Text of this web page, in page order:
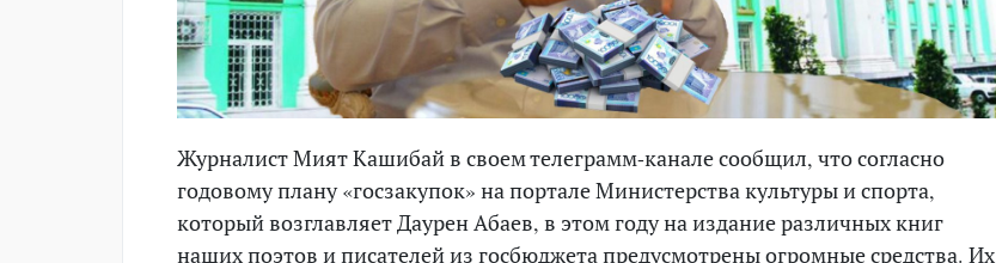
Журналист Мият Кашибай в своем телеграмм-канале сообщил, что согласно
годовому плану «госзакупок» на портале Министерства культуры и спорта,
который возглавляет Даурен Абаев, в этом году на издание различных книг
наших поэтов и писателей из госбюджета предусмотрены огромные средства. Их